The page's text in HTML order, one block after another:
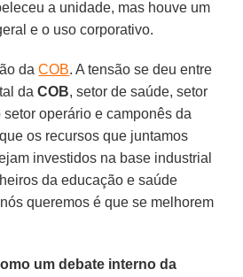
a unidade, mas houve um
e o uso corporativo.
daCOB. A tensão se deu entre
daCOB, setor de saúde, setor
operário e camponês da
os recursos que juntamos
investidos na base industrial
da educação e saúde
queremos é que se melhorem
um debate interno da